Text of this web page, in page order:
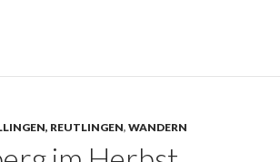
REUTLINGEN, WANDERN